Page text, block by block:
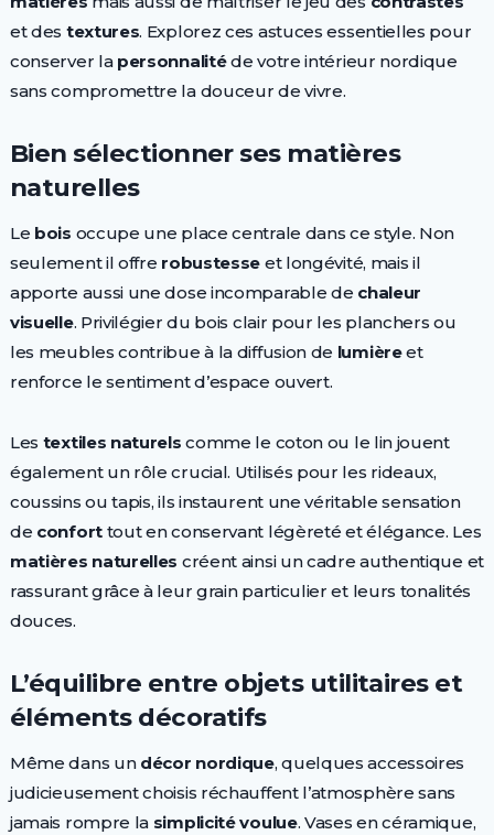
et des textures. Explorez ces astuces essentielles pour
conserver la personnalitéde votre intérieur nordique
sans compromettre la douceur de vivre.
Bien sélectionner ses matières
naturelles
Le bois occupe une place centrale dans ce style. Non
seulement il offre robustesse et longévité, mais il
apporte aussi une dose incomparable de chaleur
visuelle. Privilégier du bois clair pour les planchers ou
les meubles contribue à la diffusion de lumièreet
renforce le sentiment d’espace ouvert.
Les textiles naturels comme le coton ou le lin jouent
également un rôle crucial. Utilisés pour les rideaux,
coussins ou tapis, ils instaurent une véritable sensation
de conforttout en conservant légèreté et élégance. Les
matières naturelles créent ainsi un cadre authentique et
rassurant grâce à leur grain particulier et leurs tonalités
douces.
L’équilibre entre objets utilitaires et
éléments décoratifs
Même dans un décor nordique, quelques accessoires
judicieusement choisis réchauffent l’atmosphère sans
jamais rompre la simplicité voulue. Vases en céramique,